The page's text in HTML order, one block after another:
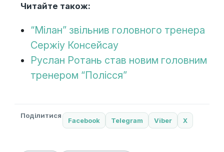
Читайте також:
“Мілан” звільнив головного тренера
Сержіу Консейсау
Руслан Ротань став новим головним
тренером “Полісся”
Поділитися
Facebook Telegram Viber X